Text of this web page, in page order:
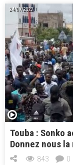
oko
n
24/07/2022
Touba : Sonko
Donnez nous
843 0